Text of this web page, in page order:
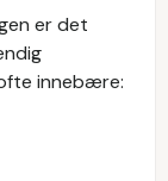
er det
innebære: